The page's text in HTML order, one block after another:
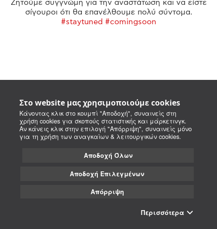
Στο website μας χρησιμοποιούμε cookies
Κάνοντας κλικ στο κουμπί "Αποδοχή", συναινείς στη
χρήση cookies για σκοπούς στατιστικής και μάρκετινγκ.
Αν κάνεις κλικ στην επιλογή "Απόρριψη", συναινείς μόνο
για τη χρήση των αναγκαίων & λειτουργικών cookies.
Αποδοχή Όλων
Αποδοχή Επιλεγμένων
Απόρριψη
Περισσότερα
Ζητούμε συγγνώμη για την αναστάτωση και να είστε
σίγουροι ότι θα επανέλθουμε πολύ σύντομα.
#staytuned #comingsoon